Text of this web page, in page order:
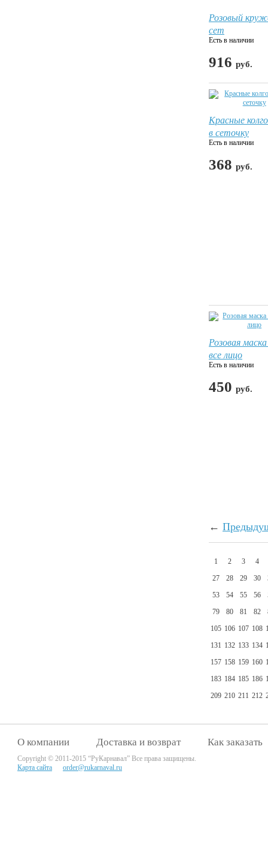
Розовый
сет
Есть в наличии
916 руб.
Красные
в сеточку
Есть в наличии
368 руб.
Розовая
все лицо
Есть в наличии
450 руб.
←
1 2 3
4
27
28 29 30
53
54 55 56
79
80 81 82
105 106 107 108
131 132 133 134
157 158 159 160
183 184 185 186
209 210 211 212
О компании Доставка и возврат Как заказать
Copyright © 2011-2015 “РуКарнавал” Все права защищены.
Карта сайта
order@rukarnaval.ru